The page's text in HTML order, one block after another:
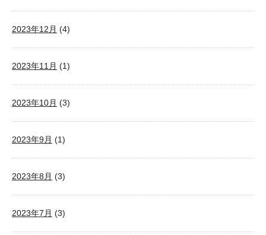
2023年12月 (4)
2023年11月 (1)
2023年10月 (3)
2023年9月 (1)
2023年8月 (3)
2023年7月 (3)